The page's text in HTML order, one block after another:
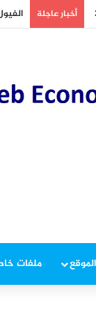
أخبار عاجلة
ملفات